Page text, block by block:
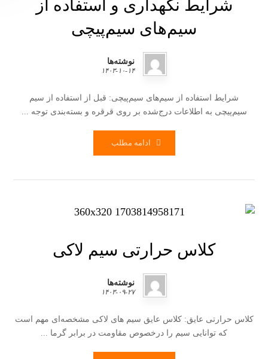
شرایط نگهداری و استفاده از
سیم‌های سیم‌پیچی
نوشته‌ها
۱۴۰۳-۱۰-۱۴
شرایط استفاده از سیم‌های سیم‌پیچی: قبل از استفاده از سیم
سیم‌پیچی به اطلاعات درج‌شده بر روی قرقره و بسته‌بندی توجه ...
ادامه مطلب
کلاس حرارتی سیم لاکی
نوشته‌ها
۱۴۰۳-۰۹-۲۷
کلاس حرارتی عایق: کلاس عایق سیم های لاکی مشخصه‌ای مهم است
که توانایی سیم را درخصوص مقاومت در برابر گرما ...